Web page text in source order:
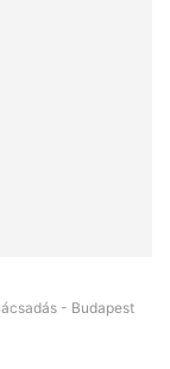
- Budapest